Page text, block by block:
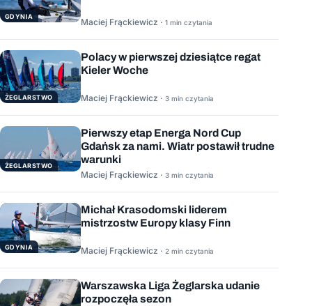
GDYNIA
Maciej Frąckiewicz · 1 min czytania
ŻEGLARSTWO
Polacy w pierwszej dziesiątce regat
Kieler Woche
Maciej Frąckiewicz · 3 min czytania
ŻEGLARSTWO
Pierwszy etap Energa Nord Cup
Gdańsk za nami. Wiatr postawił trudne
warunki
Maciej Frąckiewicz · 3 min czytania
GDYNIA
Michał Krasodomski liderem
mistrzostw Europy klasy Finn
Maciej Frąckiewicz · 2 min czytania
Warszawska Liga Żeglarska udanie
rozpoczęła sezon